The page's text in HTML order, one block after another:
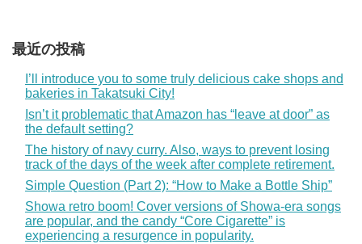
最近の投稿
I’ll introduce you to some truly delicious cake shops and
bakeries in Takatsuki City!
Isn’t it problematic that Amazon has “leave at door” as
the default setting?
The history of navy curry. Also, ways to prevent losing
track of the days of the week after complete retirement.
Simple Question (Part 2): “How to Make a Bottle Ship”
Showa retro boom! Cover versions of Showa-era songs
are popular, and the candy “Core Cigarette” is
experiencing a resurgence in popularity.